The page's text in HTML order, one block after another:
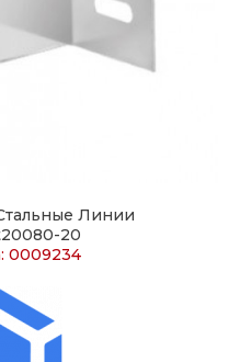
Линии
20
0009234